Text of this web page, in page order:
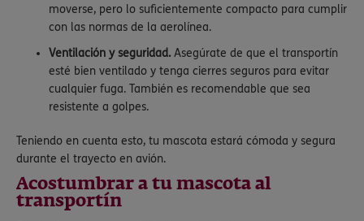
moverse, pero lo suficientemente compacto para cumplir
con las normas de la aerolínea.
Ventilación y seguridad. Asegúrate de que el transportín
esté bien ventilado y tenga cierres seguros para evitar
cualquier fuga. También es recomendable que sea
resistente a golpes.
Teniendo en cuenta esto, tu mascota estará cómoda y segura
durante el trayecto en avión.
Acostumbrar a tu mascota al
transportín